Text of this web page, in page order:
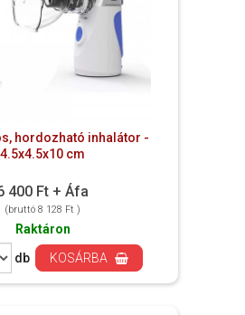
hordozható inhalátor -
4.5x4.5x10 cm
400 Ft + Áfa
(bruttó 8 128 Ft )
Raktáron
db
KOSÁRBA